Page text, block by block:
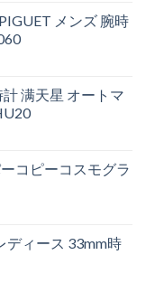
メンズ 腕時
满天星 オートマ
コピーコスモグラ
ディース 33mm時